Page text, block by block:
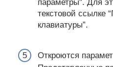
параметры”. Для
текстовой ссылке
клавиатуры”.
Откроются